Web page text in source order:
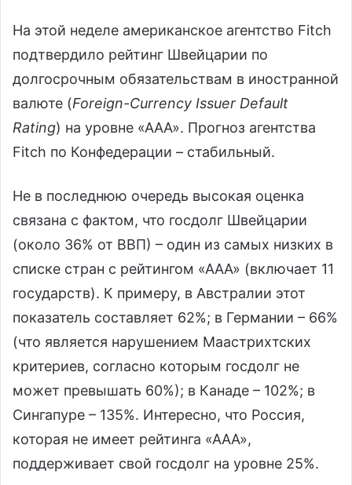
На этой неделе американское агентство Fitch
подтвердило рейтинг Швейцарии по
долгосрочным обязательствам в иностранной
валюте (Foreign-Currency Issuer Default
Rating) на уровне «ААА». Прогноз агентства
Fitch по Конфедерации – стабильный.
Не в последнюю очередь высокая оценка
связана с фактом, что госдолг Швейцарии
(около 36% от ВВП) – один из самых низких в
списке стран с рейтингом «ААА» (включает 11
государств). К примеру, в Австралии этот
показатель составляет 62%; в Германии – 66%
(что является нарушением Маастрихтских
критериев, согласно которым госдолг не
может превышать 60%); в Канаде – 102%; в
Сингапуре – 135%. Интересно, что Россия,
которая не имеет рейтинга «ААА»,
поддерживает свой госдолг на уровне 25%.